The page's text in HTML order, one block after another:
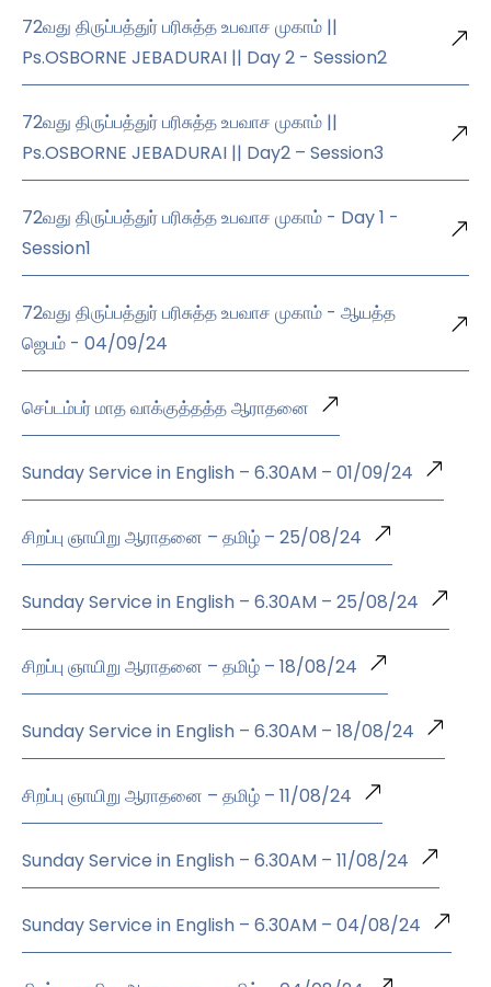
72வது திருப்பத்துர் பரிசுத்த உபவாச முகாம் ||
Ps.OSBORNE JEBADURAI || Day 2 - Session2
72வது திருப்பத்துர் பரிசுத்த உபவாச முகாம் ||
Ps.OSBORNE JEBADURAI || Day2 – Session3
72வது திருப்பத்துர் பரிசுத்த உபவாச முகாம் - Day 1 -
Session1
72வது திருப்பத்துர் பரிசுத்த உபவாச முகாம் - ஆயத்த
ஜெபம் - 04/09/24
செப்டம்பர் மாத வாக்குத்தத்த ஆராதனை
Sunday Service in English – 6.30AM – 01/09/24
சிறப்பு ஞாயிறு ஆராதனை – தமிழ் – 25/08/24
Sunday Service in English – 6.30AM – 25/08/24
சிறப்பு ஞாயிறு ஆராதனை – தமிழ் – 18/08/24
Sunday Service in English – 6.30AM – 18/08/24
சிறப்பு ஞாயிறு ஆராதனை – தமிழ் – 11/08/24
Sunday Service in English – 6.30AM – 11/08/24
Sunday Service in English – 6.30AM – 04/08/24